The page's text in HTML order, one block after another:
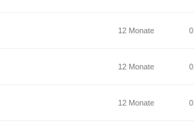
12 Monate
12 Monate
12 Monate